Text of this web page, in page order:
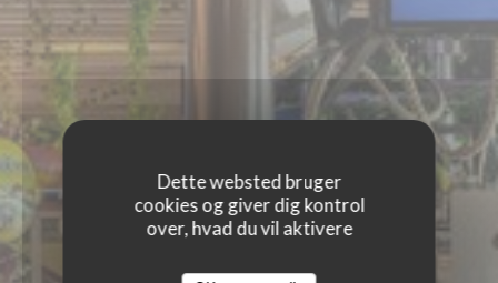
Dette websted bruger
cookies og giver dig kontrol
over, hvad du vil aktivere